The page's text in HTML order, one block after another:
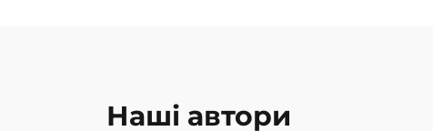
Наші автори